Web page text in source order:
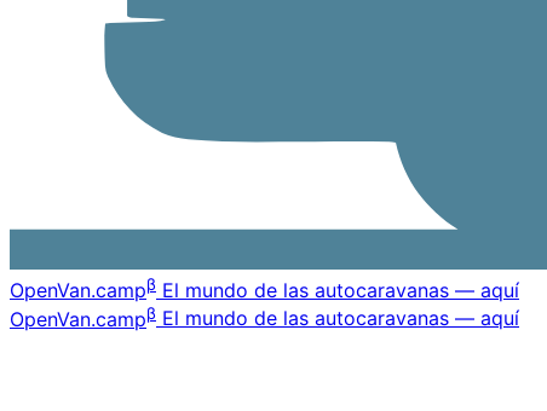
OpenVan.campβ El mundo de las autocaravanas — aquí
OpenVan.campβ El mundo de las autocaravanas — aquí